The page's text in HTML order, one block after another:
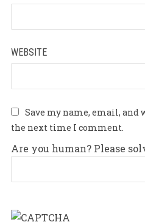
WEBSITE
Save my name, email,
the next time I comment.
Are you human? Please